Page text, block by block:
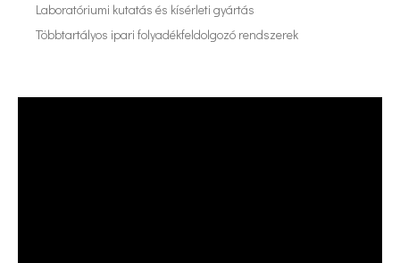
Laboratóriumi kutatás és kísérleti gyártás
Többtartályos ipari folyadékfeldolgozó rendszerek